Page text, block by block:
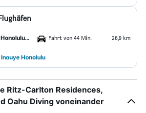
Daniel K. Inouye Honolulu Flughafen Fahrt von 44 Min. 26,9 km
Honolulu
Ritz-Carlton Residences,
Oahu Diving voneinander